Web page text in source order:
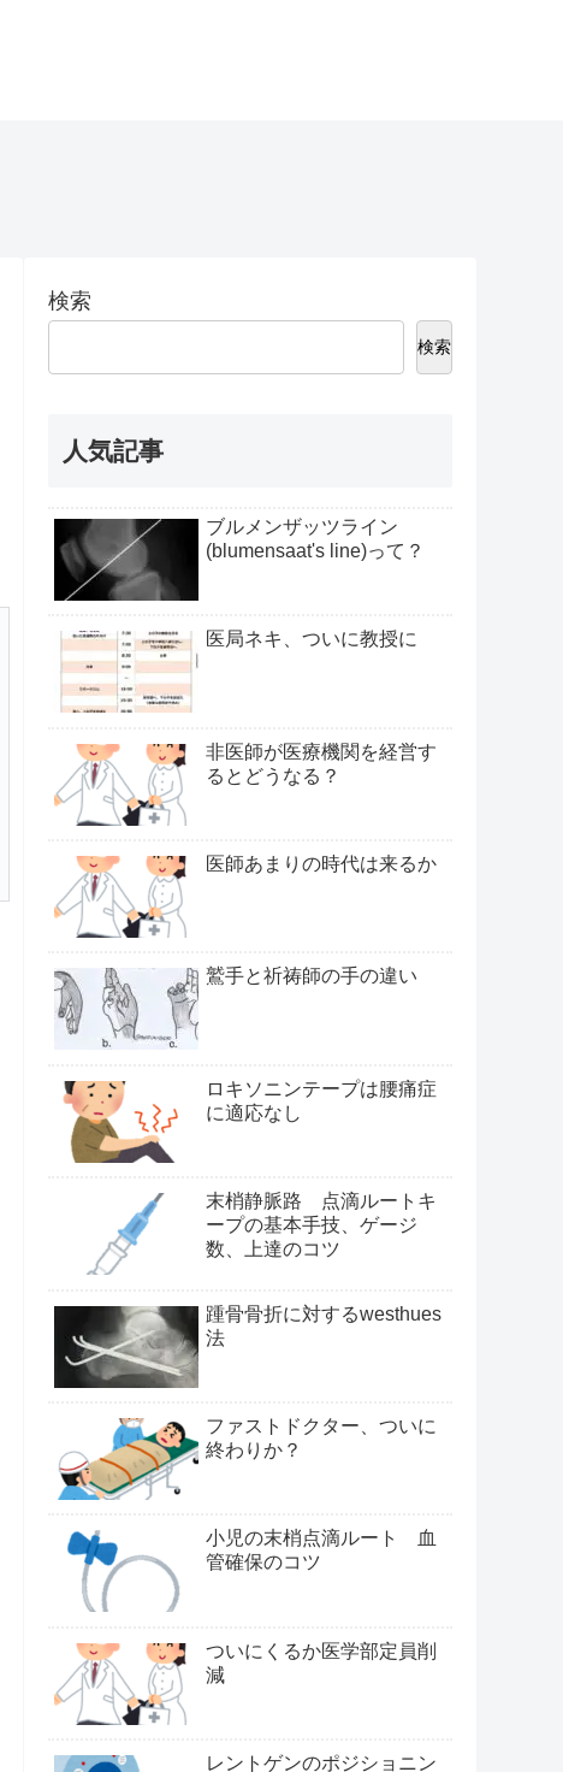
検索
検索
人気記事
ブルメンザッツライン
(blumensaat's line)って？
医局ネキ、ついに教授に
非医師が医療機関を経営す
るとどうなる？
医師あまりの時代は来るか
鷲手と祈祷師の手の違い
ロキソニンテープは腰痛症
に適応なし
末梢静脈路 点滴ルートキ
ープの基本手技、ゲージ
数、上達のコツ
踵骨骨折に対するwesthues
法
ファストドクター、ついに
終わりか？
小児の末梢点滴ルート 血
管確保のコツ
ついにくるか医学部定員削
減
レントゲンのポジショニン